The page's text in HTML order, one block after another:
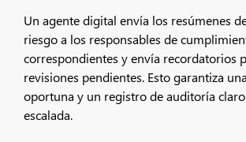
Un agente digital envía los resúmenes
riesgo a los responsables de
correspondientes y envía recordatorios
revisiones pendientes. Esto garantiza
oportuna y un registro de auditoría
escalada.